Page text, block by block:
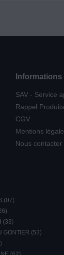
Informations
SAV - Service
Rappel Produits
CGV
Mentions
Nous contacter
(07)
(33)
GONTIER (53)